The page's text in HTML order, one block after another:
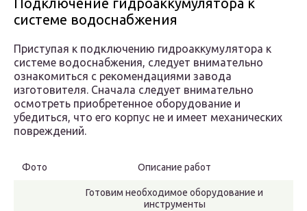
Подключение гидроаккумулятора к
системе водоснабжения
Приступая к подключению гидроаккумулятора к
системе водоснабжения, следует внимательно
ознакомиться с рекомендациями завода
изготовителя. Сначала следует внимательно
осмотреть приобретенное оборудование и
убедиться, что его корпус не и имеет механических
повреждений.
Фото Описание работ
Готовим необходимое оборудование и
инструменты